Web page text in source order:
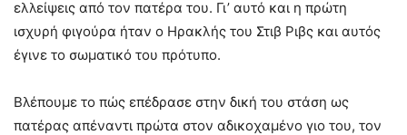
ελλείψεις από τον πατέρα του. Γι’ αυτό και η πρώτη
ισχυρή φιγούρα ήταν ο Ηρακλής του Στιβ Ριβς και αυτός
έγινε το σωματικό του πρότυπο.
Βλέπουμε το πώς επέδρασε στην δική του στάση ως
πατέρας απέναντι πρώτα στον αδικοχαμένο γιο του, τον